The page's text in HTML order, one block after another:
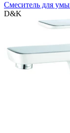
Смеситель для
D&K